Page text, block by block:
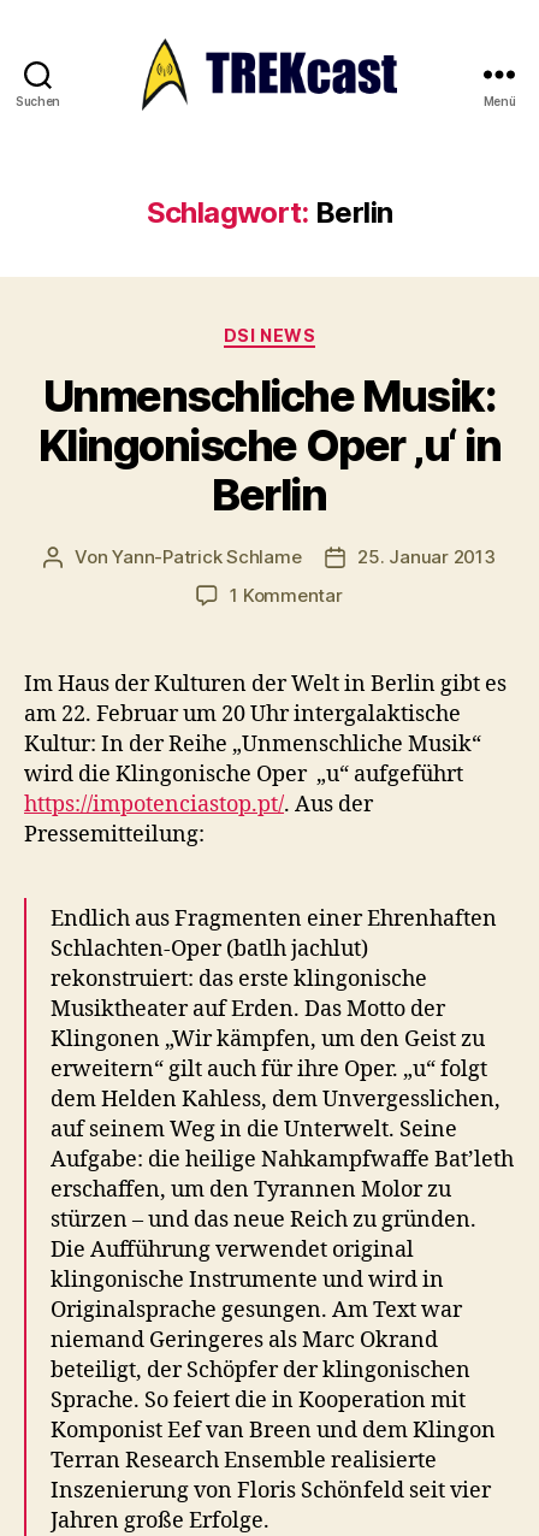
Suchen Menü
Schlagwort: Berlin
Kategorien
DSI NEWS
Unmenschliche Musik:
Klingonische Oper ‚u‘ in
Berlin
Beitragsautor
VonYann-Patrick Schlame
25. Januar 2013
1 Kommentarzu
Klingonische
Oper
‚u‘
in
Berlin
Im Haus der Kulturen der Welt in Berlin gibt es
am 22. Februar um 20 Uhr intergalaktische
Kultur: In der Reihe „Unmenschliche Musik“
wird die Klingonische Oper „u“ aufgeführt
https://impotenciastop.pt/. Aus der
Pressemitteilung:
Endlich aus Fragmenten einer Ehrenhaften
Schlachten-Oper (batlh jachlut)
rekonstruiert: das erste klingonische
Musiktheater auf Erden. Das Motto der
Klingonen „Wir kämpfen, um den Geist zu
erweitern“ gilt auch für ihre Oper. „u“ folgt
dem Helden Kahless, dem Unvergesslichen,
auf seinem Weg in die Unterwelt. Seine
Aufgabe: die heilige Nahkampfwaffe Bat’leth
erschaffen, um den Tyrannen Molor zu
stürzen – und das neue Reich zu gründen.
Die Aufführung verwendet original
klingonische Instrumente und wird in
Originalsprache gesungen. Am Text war
niemand Geringeres als Marc Okrand
beteiligt, der Schöpfer der klingonischen
Sprache. So feiert die in Kooperation mit
Komponist Eef van Breen und dem Klingon
Terran Research Ensemble realisierte
Inszenierung von Floris Schönfeld seit vier
Jahren große Erfolge.